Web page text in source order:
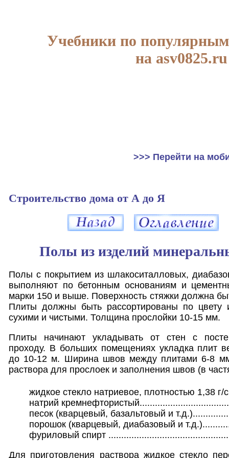
Учебники по
на asv0825.ru
>>> Перейти на
Строительство дома от А до Я
Полы из изделий
Полы с покрытием из шлакоситалловых,
выполняют по бетонным основаниям и
марки 150 и выше. Поверхность стяжки должна
Плиты должны быть рассортированы по цвету
сухими и чистыми. Толщина прослойки 10-15 мм.
Плиты начинают укладывать от стен с
проходу. В больших помещениях укладка плит
до 10-12 м. Ширина швов между плитами 6-8 мм.
раствора для прослоек и заполнения швов (в
жидкое стекло натриевое, плотностью 1,38 г/
натрий
песок (кварцевый, базальтовый и
порошок (кварцевый, диабазовый и
фуриловый спирт
Для приготовления раствора жидкое стекло